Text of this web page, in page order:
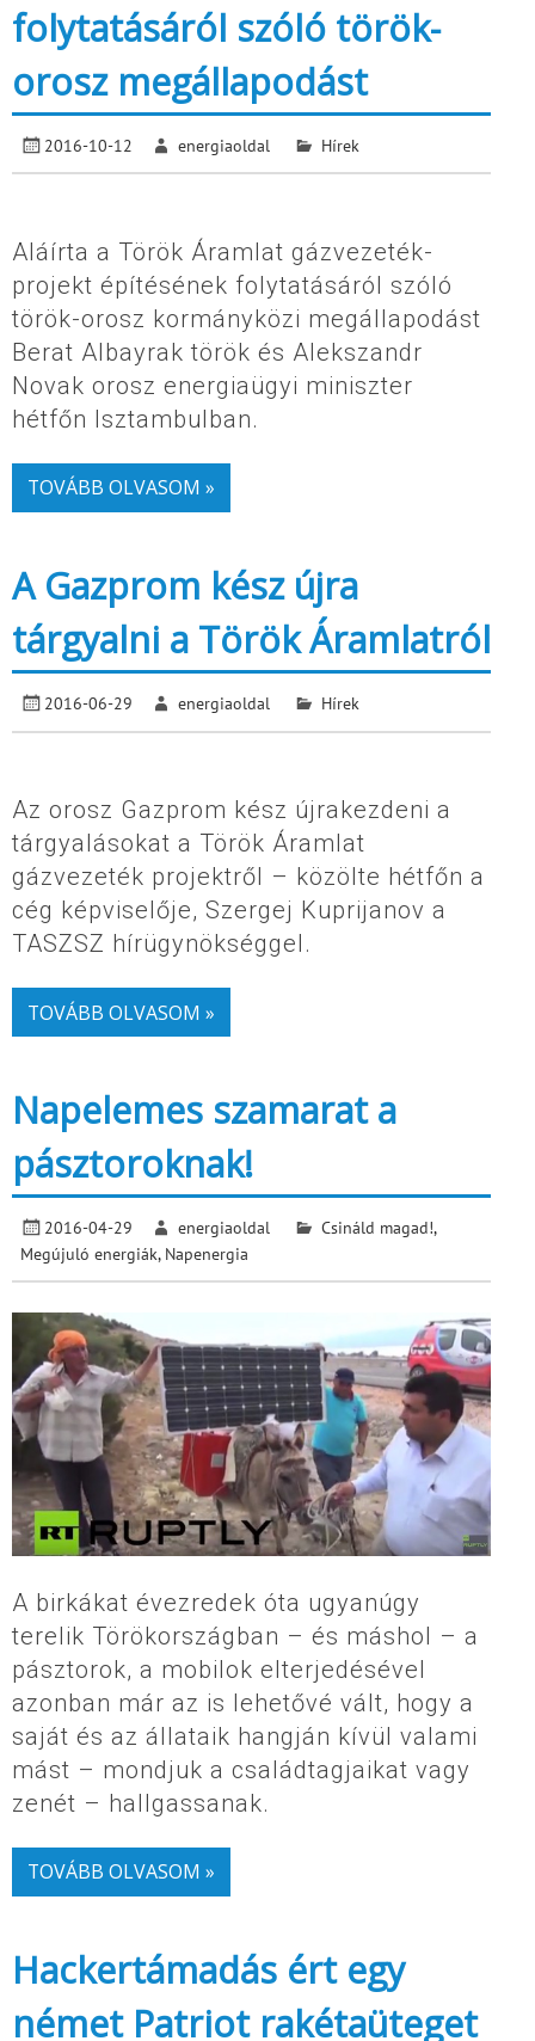
folytatásáról szóló török-
orosz megállapodást
2016-10-12 energiaoldal Hírek
Aláírta a Török Áramlat gázvezeték-
projekt építésének folytatásáról szóló
török-orosz kormányközi megállapodást
Berat Albayrak török és Alekszandr
Novak orosz energiaügyi miniszter
hétfőn Isztambulban.
TOVÁBB OLVASOM »
A Gazprom kész újra
tárgyalni a Török Áramlatról
2016-06-29 energiaoldal Hírek
Az orosz Gazprom kész újrakezdeni a
tárgyalásokat a Török Áramlat
gázvezeték projektről – közölte hétfőn a
cég képviselője, Szergej Kuprijanov a
TASZSZ hírügynökséggel.
TOVÁBB OLVASOM »
Napelemes szamarat a
pásztoroknak!
2016-04-29 energiaoldal Csináld magad!,
Megújuló energiák, Napenergia
A birkákat évezredek óta ugyanúgy
terelik Törökországban – és máshol – a
pásztorok, a mobilok elterjedésével
azonban már az is lehetővé vált, hogy a
saját és az állataik hangján kívül valami
mást – mondjuk a családtagjaikat vagy
zenét – hallgassanak.
TOVÁBB OLVASOM »
Hackertámadás ért egy
német Patriot rakétaüteget